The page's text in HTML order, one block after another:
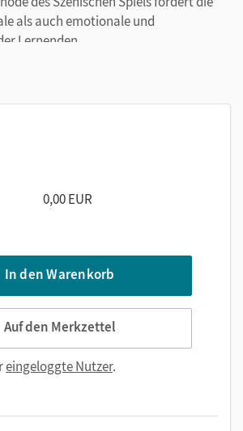
als auch emotionale und
Lernenden.
0,00 EUR
In den Warenkorb
Auf den Merkzettel
eingeloggte Nutzer.